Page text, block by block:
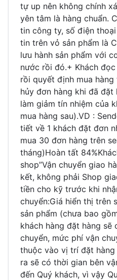
tự up nên không chính
yên tâm là hàng chuẩn.
tin công ty, số điện
tin trên vỏ sản phẩm là
lưu hành sản phẩm với
nước rồi đó.+ Khách
rồi quyết định mua hàng
hủy đơn hàng khi đã đặt
làm giảm tín nhiệm của
mua hàng sau).VD :
tiết về 1 khách đặt đơn
mua 30 đơn hàng trên
tháng)Hoàn tất
shop”Vận chuyển giao
kết, không phải Shop
tiền cho kỹ trước khi
chuyển:Giá hiển thị trên
sản phẩm (chưa bao
khách hàng đặt hàng sẽ
chuyển, mức phí vận
thuộc vào vị trí đặt hàng
ra sẽ có thời gian bên
đến Quý khách, vì vậy